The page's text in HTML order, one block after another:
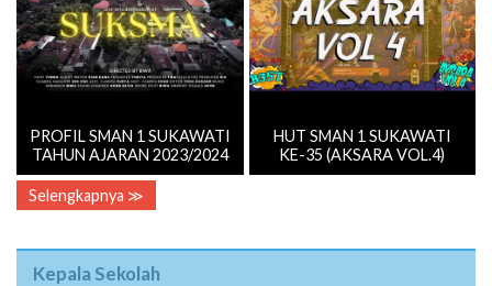
PROFIL SMAN 1 SUKAWATI
TAHUN AJARAN 2023/2024
HUT SMAN 1 SUKAWATI
KE-35 (AKSARA VOL.4)
Selengkapnya ≫
Kepala Sekolah